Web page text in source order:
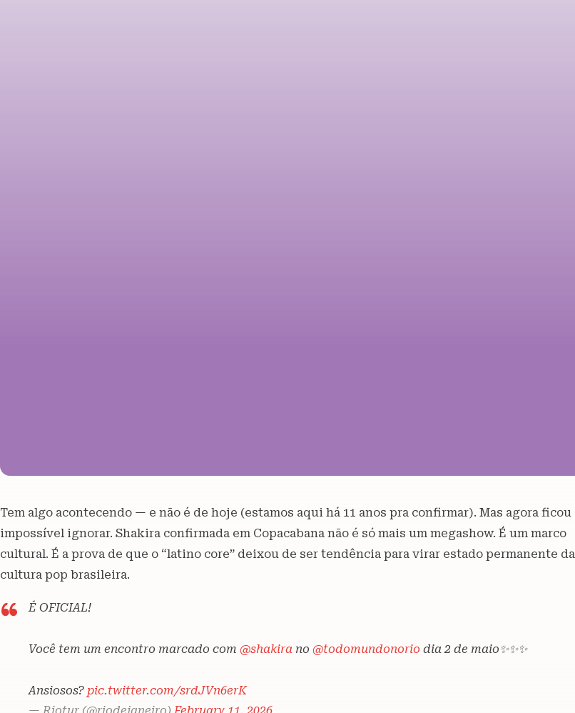
Tem algo acontecendo — e não é de hoje (estamos aqui há 11 anos pra confirmar). Mas agora ficou
impossível ignorar. Shakira confirmada em Copacabana não é só mais um megashow. É um marco
cultural. É a prova de que o “latino core” deixou de ser tendência para virar estado permanente da
cultura pop brasileira.
É OFICIAL!
Você tem um encontro marcado com @shakira no @todomundonorio dia 2 de maio✨✨✨
Ansiosos? pic.twitter.com/srdJVn6erK
— Riotur (@riodejaneiro) February 11, 2026